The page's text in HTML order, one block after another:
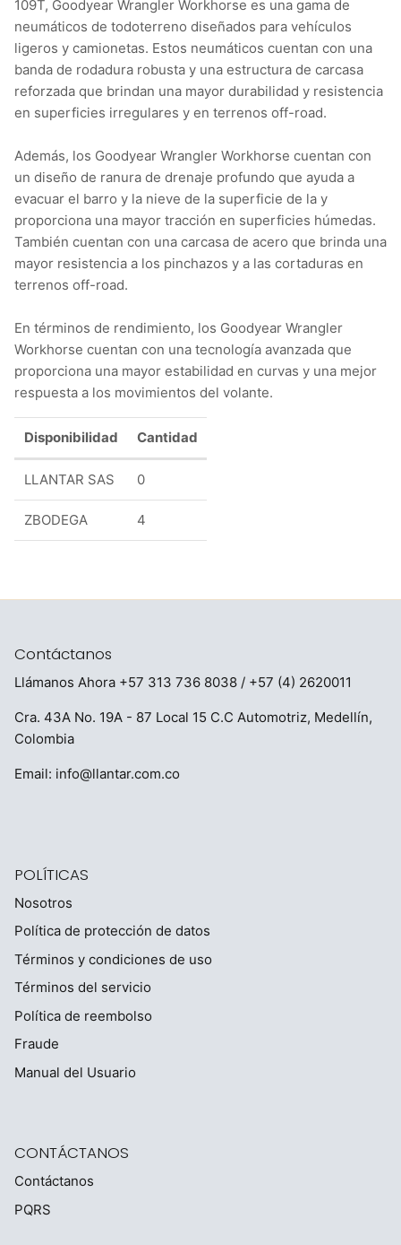
109T, Goodyear Wrangler Workhorse es una gama de
neumáticos de todoterreno diseñados para vehículos
ligeros y camionetas. Estos neumáticos cuentan con una
banda de rodadura robusta y una estructura de carcasa
reforzada que brindan una mayor durabilidad y resistencia
en superficies irregulares y en terrenos off-road.
Además, los Goodyear Wrangler Workhorse cuentan con
un diseño de ranura de drenaje profundo que ayuda a
evacuar el barro y la nieve de la superficie de la y
proporciona una mayor tracción en superficies húmedas.
También cuentan con una carcasa de acero que brinda una
mayor resistencia a los pinchazos y a las cortaduras en
terrenos off-road.
En términos de rendimiento, los Goodyear Wrangler
Workhorse cuentan con una tecnología avanzada que
proporciona una mayor estabilidad en curvas y una mejor
respuesta a los movimientos del volante.
Disponibilidad Cantidad
LLANTAR SAS 0
ZBODEGA 4
Contáctanos
Llámanos Ahora +57 313 736 8038 / +57 (4) 2620011
Cra. 43A No. 19A - 87 Local 15 C.C Automotriz, Medellín,
Colombia
Email: info@llantar.com.co
POLÍTICAS
Nosotros
Política de protección de datos
Términos y condiciones de uso
Términos del servicio
Política de reembolso
Fraude
Manual del Usuario
CONTÁCTANOS
Contáctanos
PQRS